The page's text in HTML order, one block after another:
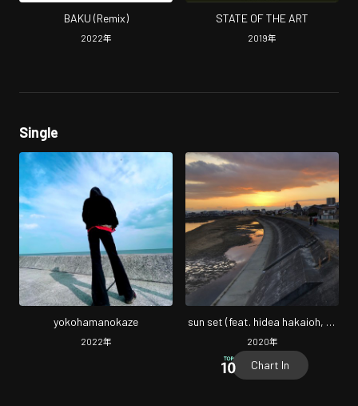
BAKU (Remix)
2022年
STATE OF THE ART
2019年
Single
yokohamanokaze
2022年
sun set (feat. hidea hakaioh, Yo
Somen, hekondadeko & ALCI)
2020年
Chart In